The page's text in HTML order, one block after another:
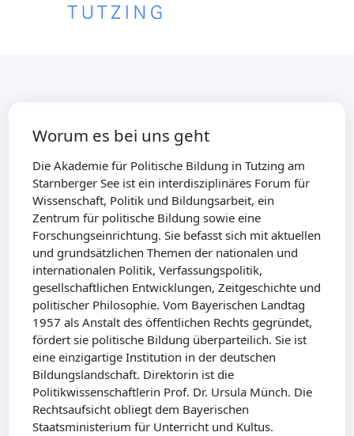
Worum es bei uns geht
Die Akademie für Politische Bildung in Tutzing am
Starnberger See ist ein interdisziplinäres Forum für
Wissenschaft, Politik und Bildungsarbeit, ein
Zentrum für politische Bildung sowie eine
Forschungseinrichtung. Sie befasst sich mit aktuellen
und grundsätzlichen Themen der nationalen und
internationalen Politik, Verfassungspolitik,
gesellschaftlichen Entwicklungen, Zeitgeschichte und
politischer Philosophie. Vom Bayerischen Landtag
1957 als Anstalt des öffentlichen Rechts gegründet,
fördert sie politische Bildung überparteilich. Sie ist
eine einzigartige Institution in der deutschen
Bildungslandschaft. Direktorin ist die
Politikwissenschaftlerin Prof. Dr. Ursula Münch. Die
Rechtsaufsicht obliegt dem Bayerischen
Staatsministerium für Unterricht und Kultus.